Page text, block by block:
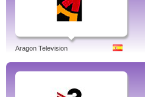
Aragon Television